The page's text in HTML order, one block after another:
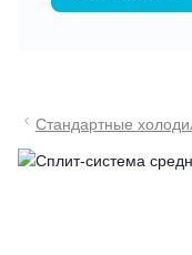
Стандартные